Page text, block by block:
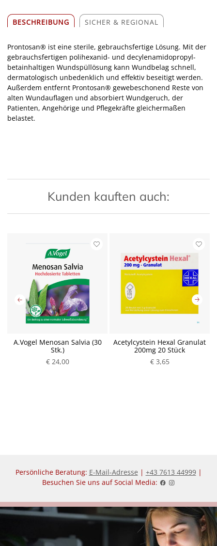
BESCHREIBUNG SICHER & REGIONAL
Prontosan® ist eine sterile, gebrauchsfertige Lösung. Mit der
gebrauchsfertigen polihexanid- und decylenamidopropyl-
betainhaltigen Wundspüllösung kann Wundbelag schnell,
dermatologisch unbedenklich und effektiv beseitigt werden.
Außerdem entfernt Prontosan® gewebeschonend Reste von
alten Wundauflagen und absorbiert Wundgeruch, der
Patienten, Angehörige und Pflegekräfte gleichermaßen
belastet.
Kunden kauften auch:
A.Vogel Menosan Salvia (30
Stk.)
€ 24,00
Acetylcystein Hexal Granulat
200mg 20 Stück
€ 3,65
P
Persönliche Beratung: E-Mail-Adresse | +43 7613 44999|
Besuchen Sie uns auf Social Media: